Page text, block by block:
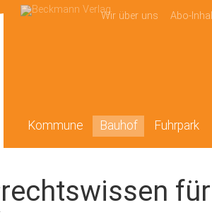
Wir über uns Abo-
Kommune Bauhof Fuhrpark
rechtswissen